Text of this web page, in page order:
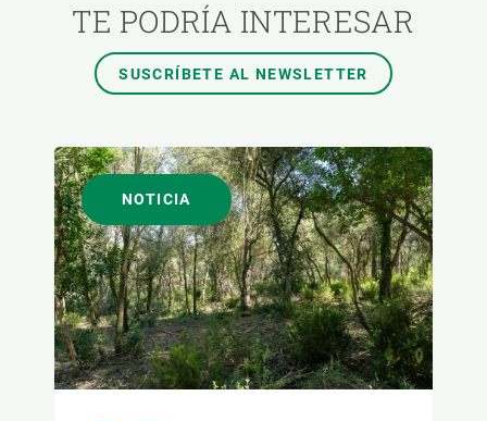
TE PODRÍA INTERESAR
SUSCRÍBETE AL NEWSLETTER
NOTICIA